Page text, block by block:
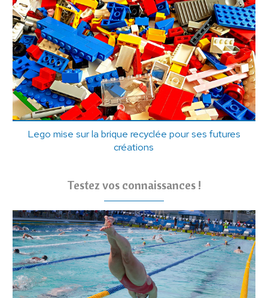
Lego mise sur la brique recyclée pour ses futures
créations
Testez vos connaissances !